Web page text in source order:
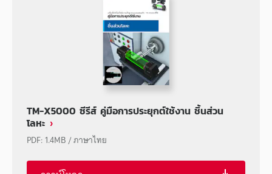
TM-X5000 ซีรีส์ คู่มือการประยุกต์ใช้งาน ชิ้นส่วน
โลหะ
PDF: 1.4MB/ภาษาไทย